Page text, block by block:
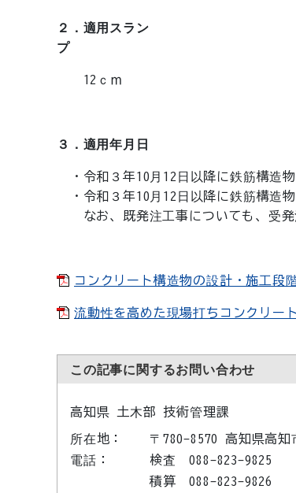
２．適用スラン
プ
12ｃｍ
３．適用年月日
・令和３年10月12日以降に鉄筋構造
・令和３年10月12日以降に鉄筋構造
なお、既発注工事についても、受発
コンクリート構造物の設計・施工段
流動性を高めた現場打ちコンクリー
この記事に関するお問い合わせ
高知県 土木部 技術管理課
所在地：
〒780-8570 高知県高知
電話：
検査 088-823-9825
積算 088-823-9826